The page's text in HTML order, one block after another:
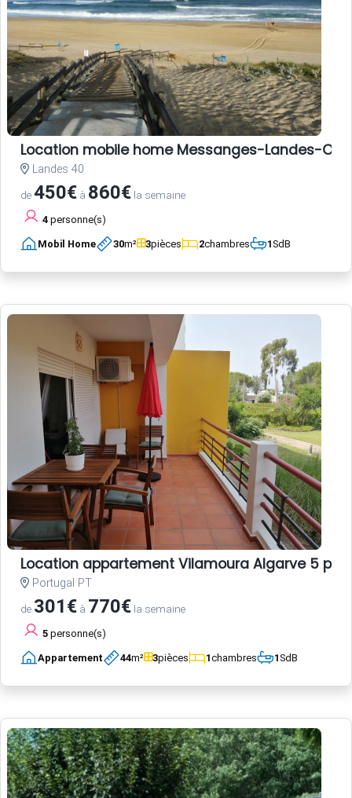
Location mobile home Messanges-Landes-
Landes 40
de450€ à 860€ la semaine
4 personne(s)
Mobil Home 30m² 3pièces 2chambres 1SdB
Location appartement Vilamoura Algarve 5
Portugal PT
de 301€ à 770€ la semaine
5 personne(s)
Appartement 44m² 3pièces 1chambres 1SdB